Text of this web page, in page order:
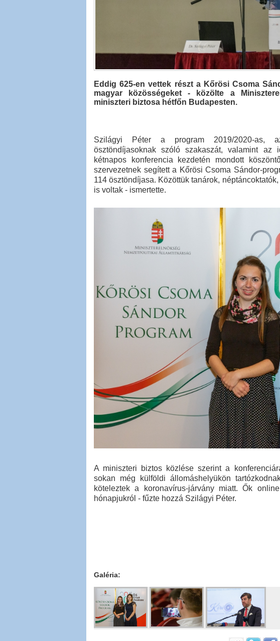
Eddig 625-en vettek részt a Kőrösi Csoma
magyar közösségeket - közölte a
miniszteri biztosa hétfőn Budapesten.
Szilágyi Péter a program 2019/2020-as,
ösztöndíjasoknak szóló szakaszát, valamint az
kétnapos konferencia kezdetén mondott
szervezetnek segített a Kőrösi Csoma Sándor-
114 ösztöndíjasa. Közöttük tanárok,
is voltak - ismertette.
A miniszteri biztos közlése szerint a
sokan még külföldi állomáshelyükön
köteleztek a koronavírus-járvány miatt. Ők
hónapjukról - fűzte hozzá Szilágyi Péter.
Galéria: